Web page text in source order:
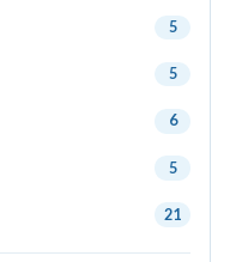
5
5
6
5
21